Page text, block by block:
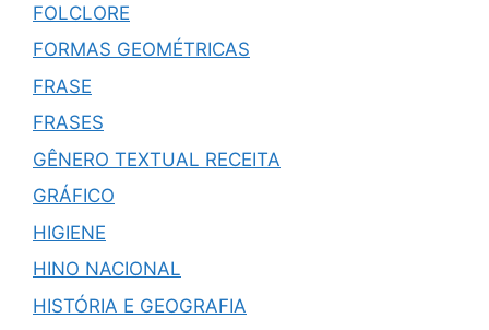
FOLCLORE
FORMAS GEOMÉTRICAS
FRASE
FRASES
GÊNERO TEXTUAL RECEITA
GRÁFICO
HIGIENE
HINO NACIONAL
HISTÓRIA E GEOGRAFIA